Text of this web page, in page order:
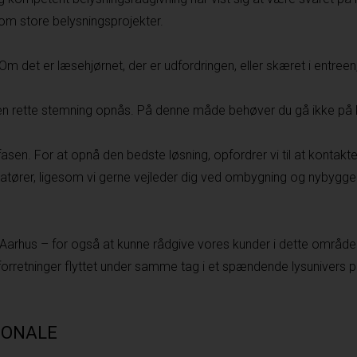
store belysningsprojekter.
det er læsehjørnet, der er udfordringen, eller skæret i
stemning opnås. På denne måde behøver du gå ikke
For at opnå den bedste løsning, opfordrer vi til at
ligesom vi gerne vejleder dig ved ombygning og
– for også at kunne rådgive vores kunder i dette
flyttet under samme tag i et spændende lysunivers